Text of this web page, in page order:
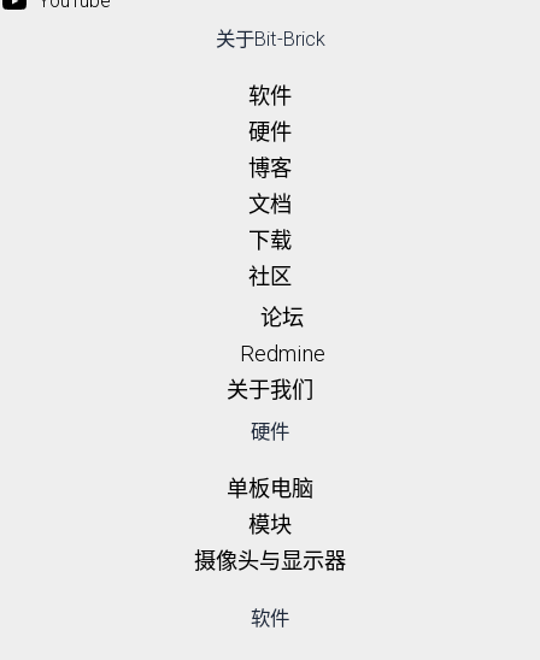
关于Bit-Brick
软件
硬件
博客
文档
下载
社区
论坛
Redmine
关于我们
硬件
单板电脑
模块
摄像头与显示器
软件